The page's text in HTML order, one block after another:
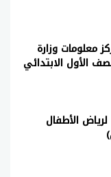
معلومات وزارة
الأول الابتدائي
الأطفال